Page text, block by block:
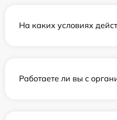
На каких условиях
Работаете ли вы с